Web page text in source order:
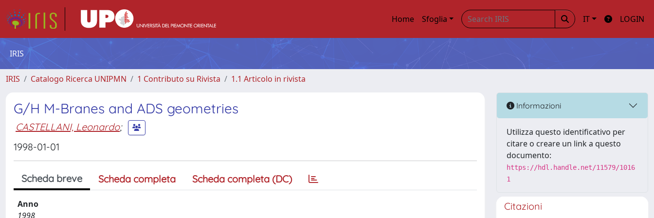
Home Sfoglia IT LOGIN
IRIS
IRIS Catalogo Ricerca UNIPMN 1 Contributo su Rivista 1.1 Articolo in rivista
G/H M-Branes and ADS geometries
CASTELLANI, Leonardo;
1998-01-01
Scheda breve Scheda completa Scheda completa (DC)
Anno
1998
Informazioni
Utilizza questo identificativo per
citare o creare un link a questo
documento:
https://hdl.handle.net/11579/1016
1
Citazioni